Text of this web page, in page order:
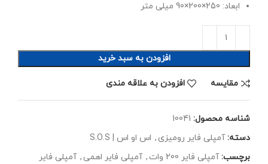
ابعاد: 250×200×90 میلی متر
افزودن به سبد خرید
مقايسه افزودن به علاقه مندی
شناسه محصول: 10041
دسته: آمپلی فایر رومیزی , اس او اس | S.O.S
برچسب: آمپلی فایر 200 وات , آمپلی فایر اهمی , آمپلی فایر